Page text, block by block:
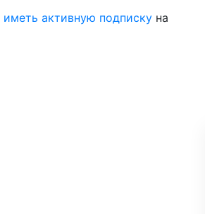
иметь активную подписку на